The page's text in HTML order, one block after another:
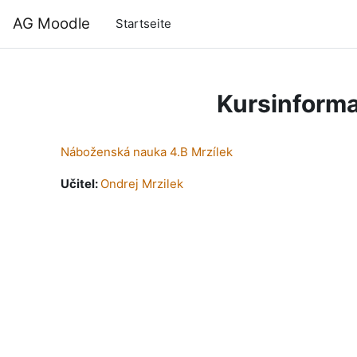
AG Moodle Startseite
Náboženská nauka 4.B Mrzílek
Učitel: Ondrej Mrzilek